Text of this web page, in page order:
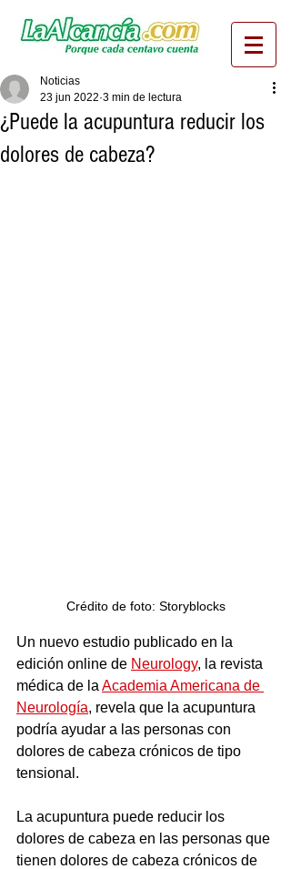
¿Puede la acupuntura reducir los
dolores de cabeza?
Noticias
23 jun 2022 3 min de lectura
Crédito de foto: Storyblocks
Un nuevo estudio publicado en la
edición online de Neurology, la revista
médica de la Academia Americana de
Neurología, revela que la acupuntura
podría ayudar a las personas con
dolores de cabeza crónicos de tipo
tensional.
La acupuntura puede reducir los
dolores de cabeza en las personas que
tienen dolores de cabeza crónicos de